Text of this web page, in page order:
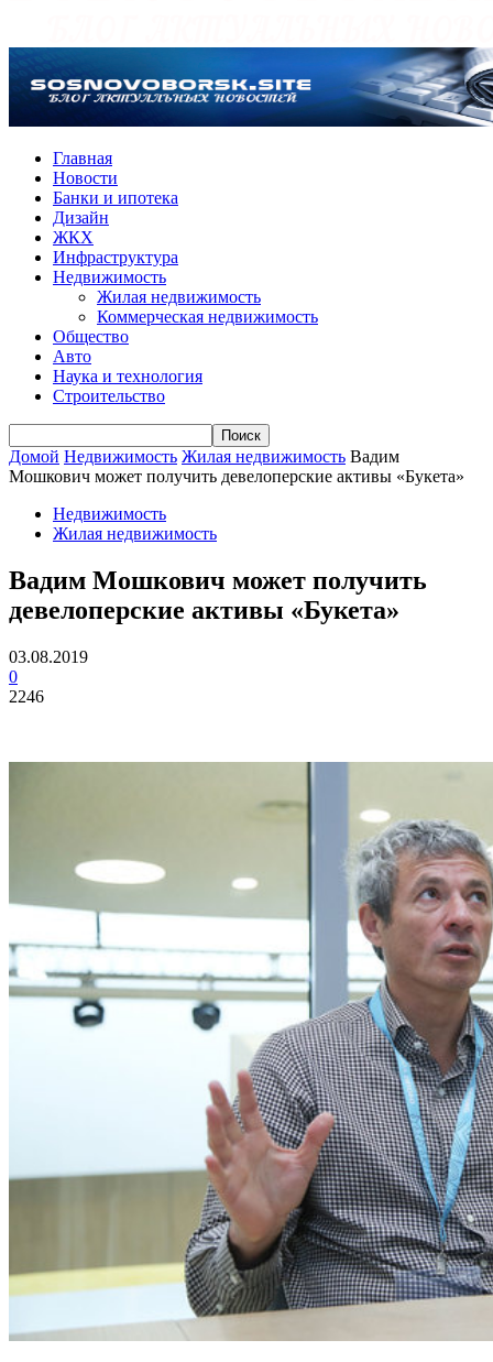
Главная
Новости
Банки и ипотека
Дизайн
ЖКХ
Инфраструктура
Недвижимость
Жилая недвижимость
Коммерческая недвижимость
Общество
Авто
Наука и технология
Строительство
Домой Недвижимость Жилая недвижимость Вадим
Мошкович может получить девелоперские активы «Букета»
Недвижимость
Жилая недвижимость
Вадим Мошкович может получить
девелоперские активы «Букета»
03.08.2019
0
2246